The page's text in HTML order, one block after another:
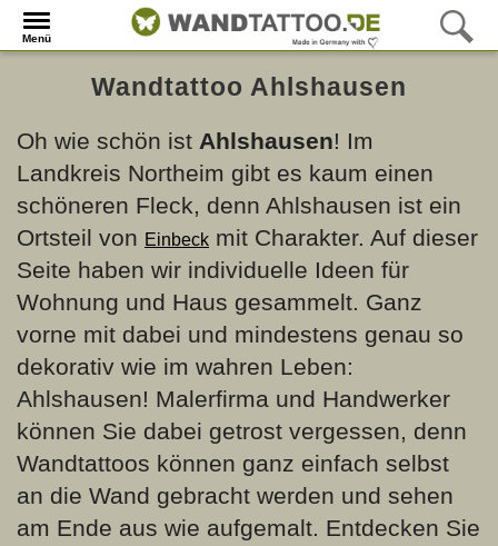
Menü
Wandtattoo Ahlshausen
Oh wie schön ist Ahlshausen! Im
Landkreis Northeim gibt es kaum einen
schöneren Fleck, denn Ahlshausen ist ein
Ortsteil von Einbeck mit Charakter. Auf dieser
Seite haben wir individuelle Ideen für
Wohnung und Haus gesammelt. Ganz
vorne mit dabei und mindestens genau so
dekorativ wie im wahren Leben:
Ahlshausen! Malerfirma und Handwerker
können Sie dabei getrost vergessen, denn
Wandtattoos können ganz einfach selbst
an die Wand gebracht werden und sehen
am Ende aus wie aufgemalt. Entdecken Sie